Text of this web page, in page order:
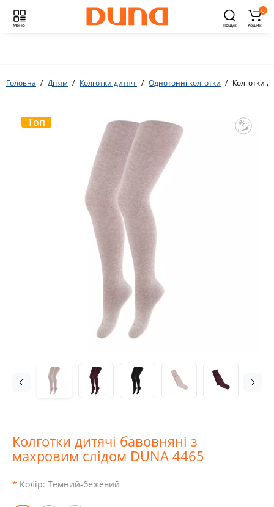
Меню Пошук
0
Кошик
Головна Дітям Колготки дитячі Однотонні колготки Колготки
Топ
Колготки дитячі бавовняні з
махровим слідом DUNA 4465
Колір: Темний-бежевий